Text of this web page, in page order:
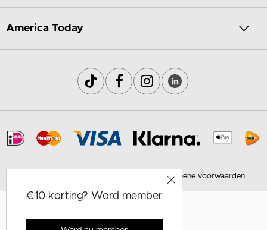
America Today
Algemene voorwaarden
€10 korting? Word member